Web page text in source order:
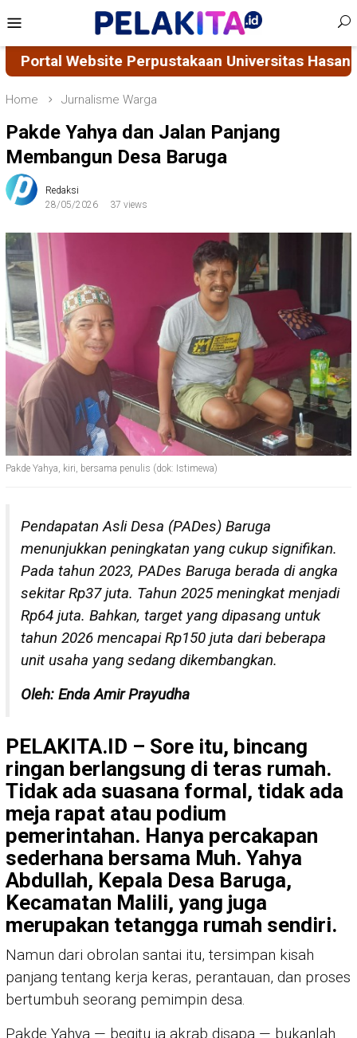
to
content
Menu
Hasanuddin Masuk Nominasi 10 Besar
Home Jurnalisme Warga
Pakde Yahya dan Jalan Panjang
Membangun Desa Baruga
Redaksi
28/05/2026
37 views
Pakde Yahya, kiri, bersama penulis (dok: Istimewa)
Pendapatan Asli Desa (PADes) Baruga
menunjukkan peningkatan yang cukup signifikan.
Pada tahun 2023, PADes Baruga berada di angka
sekitar Rp37 juta. Tahun 2025 meningkat menjadi
Rp64 juta. Bahkan, target yang dipasang untuk
tahun 2026 mencapai Rp150 juta dari beberapa
unit usaha yang sedang dikembangkan.
Oleh: Enda Amir Prayudha
PELAKITA.ID – Sore itu, bincang
ringan berlangsung di teras rumah.
Tidak ada suasana formal, tidak ada
meja rapat atau podium
pemerintahan. Hanya percakapan
sederhana bersama Muh. Yahya
Abdullah, Kepala Desa Baruga,
Kecamatan Malili, yang juga
merupakan tetangga rumah sendiri.
Namun dari obrolan santai itu, tersimpan kisah
panjang tentang kerja keras, perantauan, dan proses
bertumbuh seorang pemimpin desa.
Pakde Yahya — begitu ia akrab disapa — bukanlah